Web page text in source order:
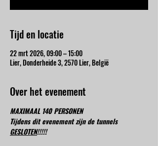
Tijd en locatie
22 mrt 2026, 09:00 – 15:00
Lier, Donderheide 3, 2570 Lier, België
Over het evenement
MAXIMAAL 140 PERSONEN
Tijdens dit evenement zijn de tunnels
GESLOTEN!!!!!